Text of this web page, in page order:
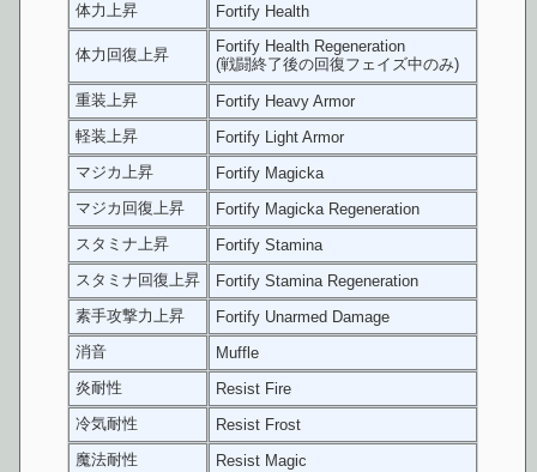
体力上昇 Fortify Health
体力回復上昇
Fortify Health Regeneration
(戦闘終了後の回復フェイズ中のみ)
重装上昇
Fortify Heavy Armor
軽装上昇
Fortify Light Armor
マジカ上昇
Fortify Magicka
マジカ回復上昇
Fortify Magicka Regeneration
スタミナ上昇
Fortify Stamina
スタミナ回復上昇
Fortify Stamina Regeneration
素手攻撃力上昇
Fortify Unarmed Damage
消音
Muffle
炎耐性
Resist Fire
冷気耐性
Resist Frost
魔法耐性
Resist Magic